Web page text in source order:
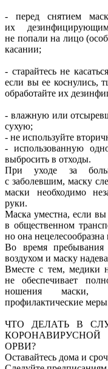
- перед снятием
их
не попали на лицо
касании;
- старайтесь не
если вы ее коснулись,
обработайте их
- влажную или
сухую;
- не используйте
- использованную
выбросить в отходы.
При уходе за
с заболевшим, маску
маски необходимо
руки.
Маска уместна, если вы
в общественном
но она
Во время
воздухом и маску
Вместе с тем, медики
не обеспечивает
ношения маски,
профилактические
ЧТО ДЕЛАТЬ В
ОРВИ?
Оставайтесь дома и